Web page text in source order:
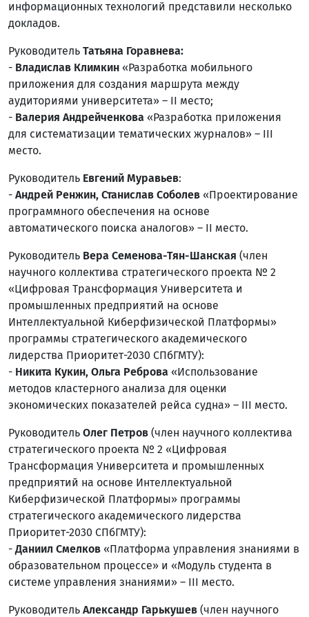
информационных технологий представили несколько
докладов.
Руководитель Татьяна Горавнева:
- Владислав Климкин «Разработка мобильного
приложения для создания маршрута между
аудиториями университета» – II место;
- Валерия Андрейченкова «Разработка приложения
для систематизации тематических журналов» – III
место.
Руководитель Евгений Муравьев:
- Андрей Ренжин, Станислав Соболев «Проектирование
программного обеспечения на основе
автоматического поиска аналогов» – II место.
Руководитель Вера Семенова-Тян-Шанская (член
научного коллектива стратегического проекта № 2
«Цифровая Трансформация Университета и
промышленных предприятий на основе
Интеллектуальной Киберфизической Платформы»
программы стратегического академического
лидерства Приоритет-2030 СПбГМТУ):
- Никита Кукин, Ольга Реброва «Использование
методов кластерного анализа для оценки
экономических показателей рейса судна» – III место.
Руководитель Олег Петров (член научного коллектива
стратегического проекта № 2 «Цифровая
Трансформация Университета и промышленных
предприятий на основе Интеллектуальной
Киберфизической Платформы» программы
стратегического академического лидерства
Приоритет-2030 СПбГМТУ):
-Даниил Смелков «Платформа управления знаниями в
образовательном процессе» и «Модуль студента в
системе управления знаниями» – III место.
Руководитель Александр Гарькушев (член научного